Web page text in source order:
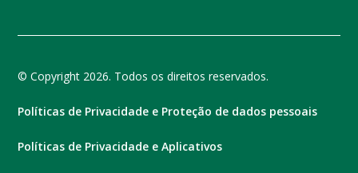
© Copyright 2026. Todos os direitos reservados.
Políticas de Privacidade e Proteção de dados pessoais
Políticas de Privacidade e Aplicativos